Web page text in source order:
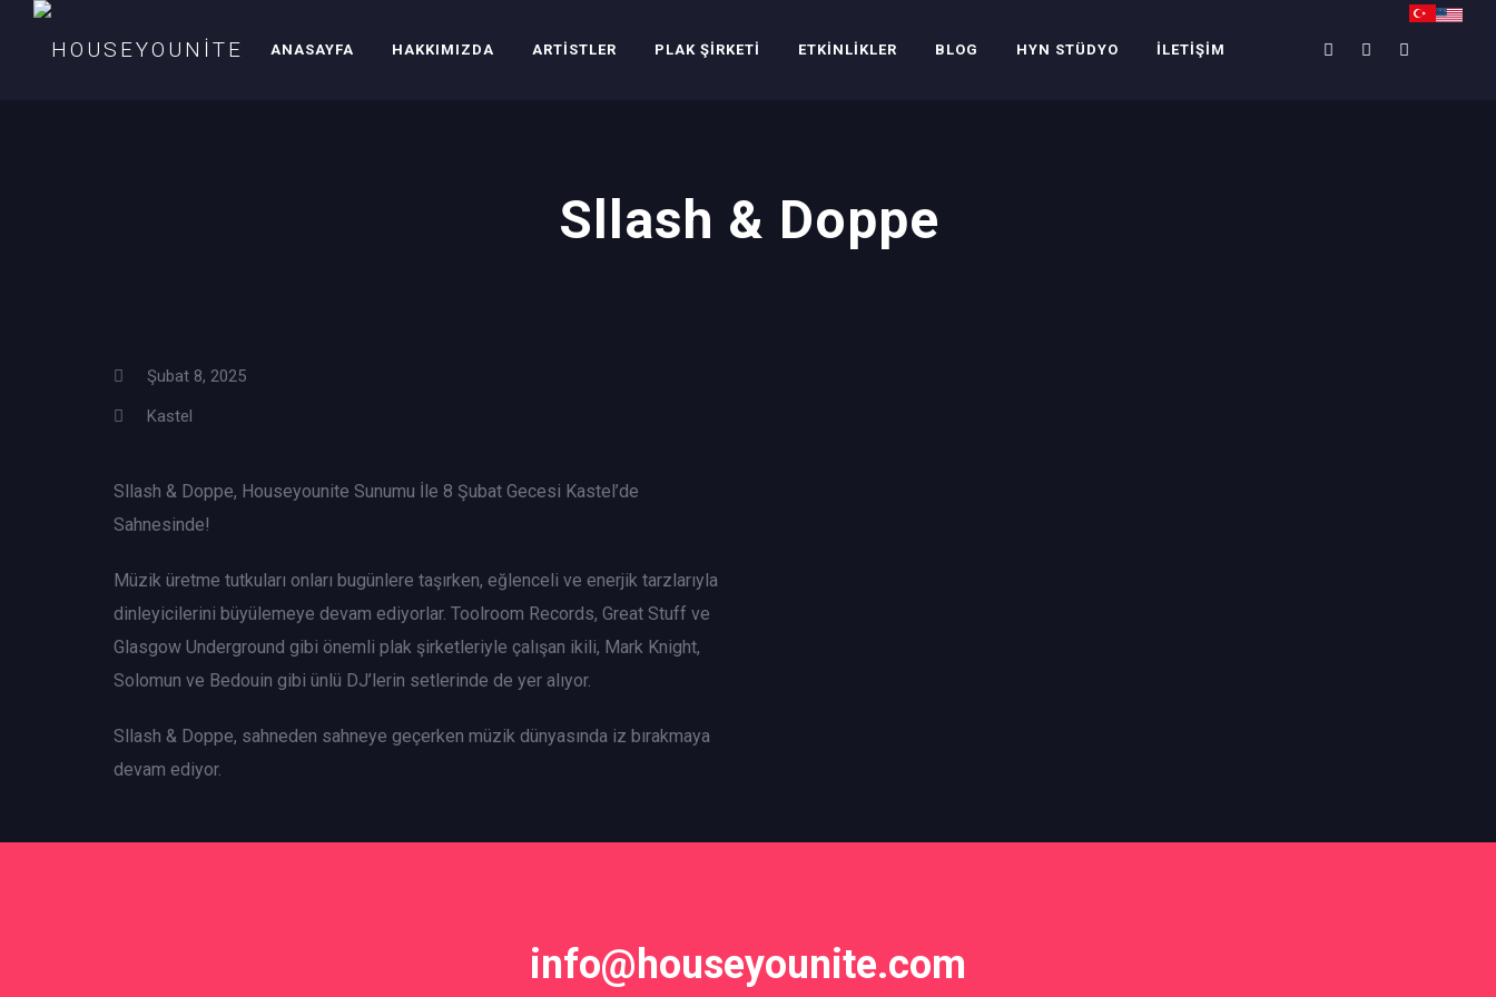
ANASAYFA HAKKIMIZDA ARTISTLER PLAK ŞIRKETI ETKINLIKLER BLOG HYN STÜDYO İLETIŞIM
Sllash & Doppe
Şubat 8, 2025
Kastel
Sllash & Doppe, Houseyounite Sunumu İle 8 Şubat Gecesi Kastel’de
Sahnesinde!
Müzik üretme tutkuları onları bugünlere taşırken, eğlenceli ve enerjik tarzlarıyla
dinleyicilerini büyülemeye devam ediyorlar. Toolroom Records, Great Stuff ve
Glasgow Underground gibi önemli plak şirketleriyle çalışan ikili, Mark Knight,
Solomun ve Bedouin gibi ünlü DJ’lerin setlerinde de yer alıyor.
Sllash & Doppe, sahneden sahneye geçerken müzik dünyasında iz bırakmaya
devam ediyor.
info@houseyounite.com